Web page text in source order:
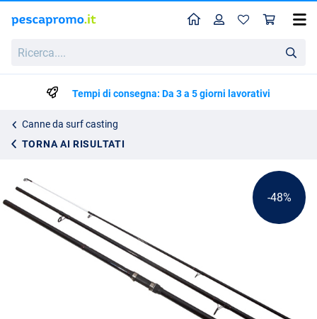
HomeProfilo
Tempi di consegna: Da 3 a 5 giorni lavorativi
Canne da surf casting
TORNA AI RISULTATI
Canna da Spiaggia Ultimate Beachforce 5m (100-250g)
-48%